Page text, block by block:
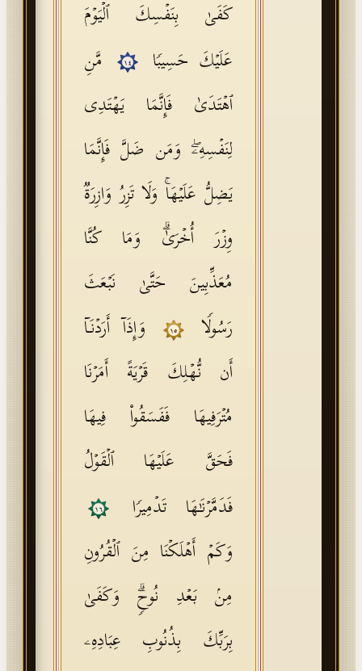
كَفَىٰ بِنَفۡسِكَ ٱلۡیَوۡمَ
عَلَیۡكَ حَسِیبࣰا
١٤
مَّنِ
ٱهۡتَدَىٰ فَإِنَّمَا یَهۡتَدِی
لِنَفۡسِهِۦۖ وَمَن ضَلَّ فَإِنَّمَا
یَضِلُّ عَلَیۡهَاۚ وَلَا تَزِرُ وَازِرَةࣱ
وِزۡرَ أُخۡرَىٰۗ وَمَا كُنَّا
مُعَذِّبِینَ حَتَّىٰ نَبۡعَثَ
رَسُولࣰا
١٥
وَإِذَاۤ أَرَدۡنَاۤ
أَن نُّهۡلِكَ قَرۡیَةً أَمَرۡنَا
مُتۡرَفِیهَا فَفَسَقُوا۟ فِیهَا
فَحَقَّ عَلَیۡهَا ٱلۡقَوۡلُ
فَدَمَّرۡنَـٰهَا تَدۡمِیرࣰا
١٦
وَكَمۡ أَهۡلَكۡنَا مِنَ ٱلۡقُرُونِ
مِنۢ بَعۡدِ نُوحࣲۗ وَكَفَىٰ
بِرَبِّكَ بِذُنُوبِ عِبَادِهِۦ